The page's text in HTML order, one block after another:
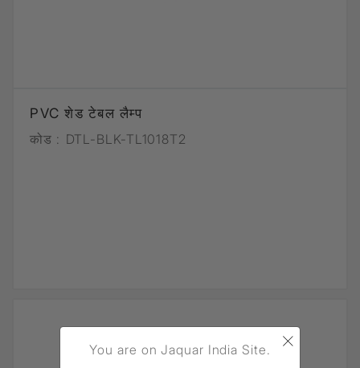
PVC शेड टेबल लैम्प
कोड : DTL-BLK-TL1018T2
×
You are on Jaquar India Site.